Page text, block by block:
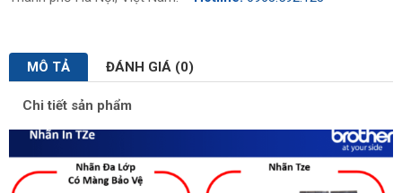
MÔ TẢ ĐÁNH GIÁ (0)
Chi tiết sản phẩm